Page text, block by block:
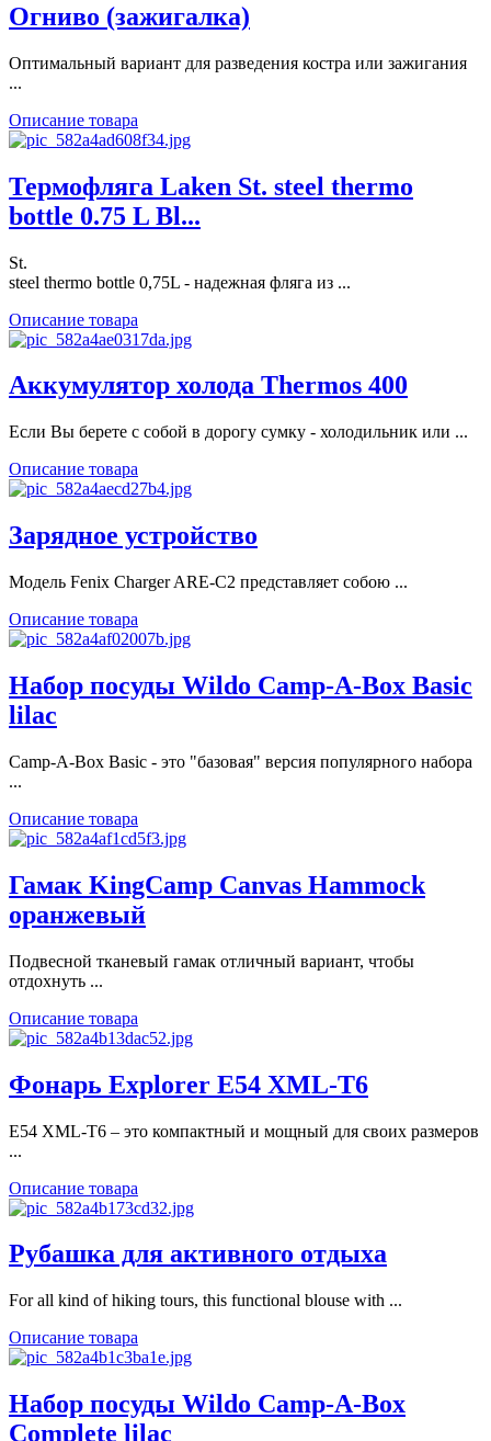
Огниво (зажигалка)
Оптимальный вариант для разведения костра или зажигания
...
Описание товара
Термофляга Laken St. steel thermo
bottle 0.75 L Bl...
St.
steel thermo bottle 0,75L - надежная фляга из ...
Описание товара
Аккумулятор холода Thermos 400
Если Вы берете с собой в дорогу сумку - холодильник или ...
Описание товара
Зарядное устройство
Модель Fenix Charger ARE-C2 представляет собою ...
Описание товара
Набор посуды Wildo Camp-A-Box Basic
lilac
Camp-A-Box Basic - это "базовая" версия популярного набора
...
Описание товара
Гамак KingCamp Canvas Hammock
оранжевый
Подвесной тканевый гамак отличный вариант, чтобы
отдохнуть ...
Описание товара
Фонарь Explorer E54 XML-T6
E54 XML-T6 – это компактный и мощный для своих размеров
...
Описание товара
Рубашка для активного отдыха
For all kind of hiking tours, this functional blouse with ...
Описание товара
Набор посуды Wildo Camp-A-Box
Complete lilac